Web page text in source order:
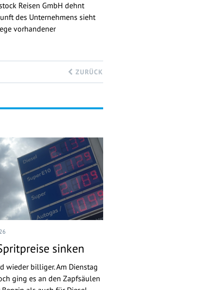
Reisen GmbH dehnt
des Unternehmens sieht
vorhandener
ZURÜCK
sinken
wieder billiger. Am Dienstag
ging es an den Zapfsäulen